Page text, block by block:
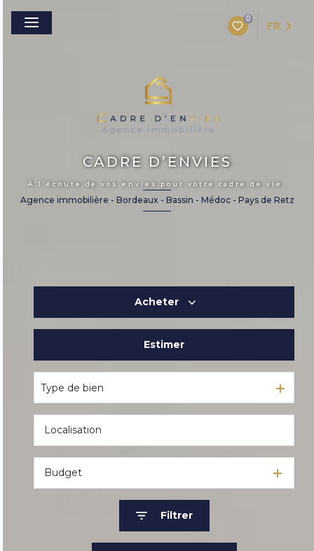
0
FR
Agence immobilière - Bordeaux - Bassin - Médoc - Pays de Retz
CADRE D’ENVIES
A l’écoute de vos envies pour votre cadre de vie.
Acheter
De l'immo pro
Estimer
Type de bien
Budget
Filtrer